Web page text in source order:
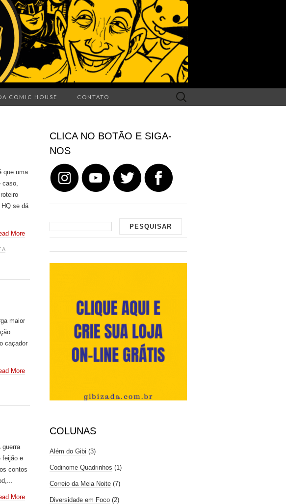
COMIC HOUSE CONTATO
Search
for:
que uma
caso,
se dá
More
A
maior
caçador
More
guerra
feijão e
contos
More
CLICA NO BOTÃO E SIGA-
NOS
COLUNAS
Além do Gibi (3)
Codinome Quadrinhos (1)
Correio da Meia Noite (7)
Diversidade em Foco (2)